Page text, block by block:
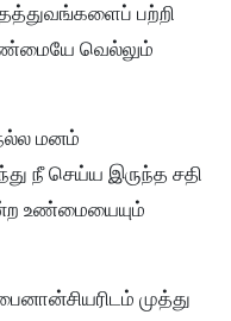
பற்றி
உண்மையே வெல்லும்
மனம்
நீ செய்ய இருந்த சதி
உண்மையையும்
முத்து